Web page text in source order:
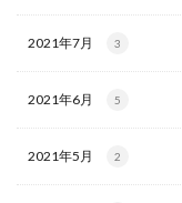
2021年7月 3
2021年6月 5
2021年5月 2